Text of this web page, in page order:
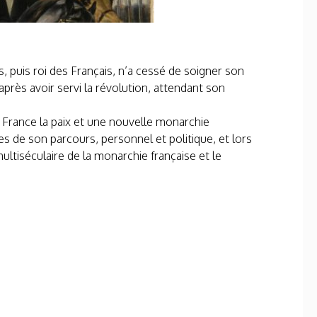
puis roi des Français, n’a cessé de soigner son
avoir servi la révolution, attendant son
la paix et une nouvelle monarchie
de son parcours, personnel et politique, et lors
de la monarchie française et le